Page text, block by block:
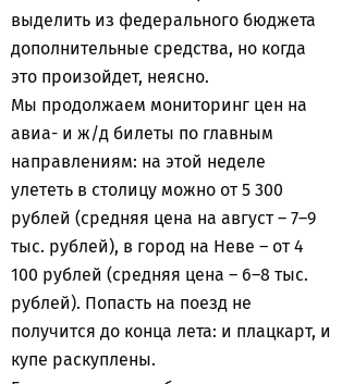
выделить из федерального бюджета
дополнительные средства, но когда
это произойдет, неясно.
Мы продолжаем мониторинг цен на
авиа- и ж/д билеты по главным
направлениям: на этой неделе
улететь в столицу можно от 5 300
рублей (средняя цена на август – 7–9
тыс. рублей), в город на Неве – от 4
100 рублей (средняя цена – 6–8 тыс.
рублей). Попасть на поезд не
получится до конца лета: и плацкарт, и
купе раскуплены.